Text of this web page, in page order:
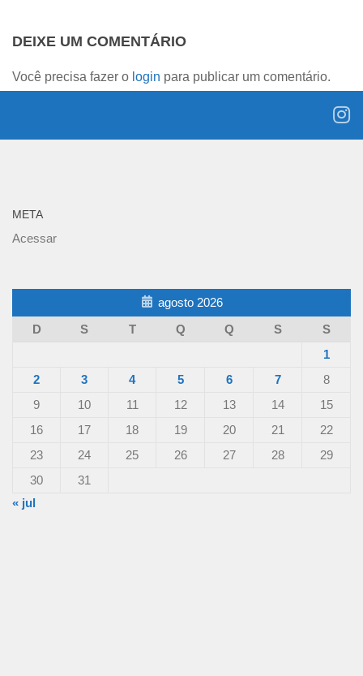
DEIXE UM COMENTÁRIO
Você precisa fazer o login para publicar um comentário.
META
Acessar
agosto 2026
D
S T Q Q S
S
1
2
3 4 5 6 7
8
9
10 11 12 13 14
15
16
17 18 19 20 21
22
23
24 25 26 27 28
29
30
31
« jul